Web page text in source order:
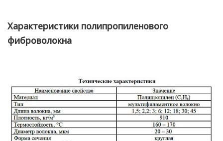
Характеристики полипропиленового
фиброволокна